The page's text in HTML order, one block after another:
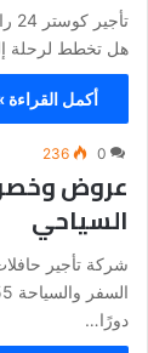
هل تخطط لرحلة
أكمل القراءة
0
236
عروض
السياحي
دورًا…